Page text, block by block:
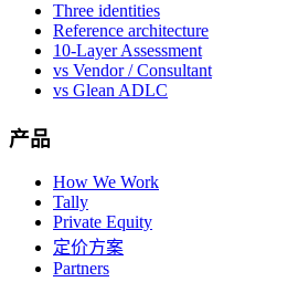
Three identities
Reference architecture
10-Layer Assessment
vs Vendor / Consultant
vs Glean ADLC
产品
How We Work
Tally
Private Equity
定价方案
Partners